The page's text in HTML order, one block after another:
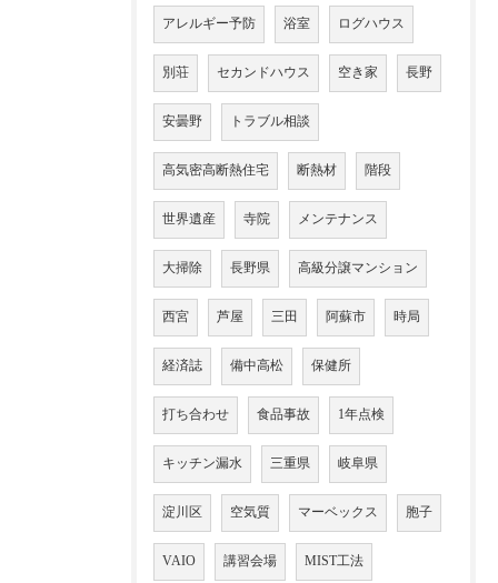
アレルギー予防 浴室 ログハウス
別荘 セカンドハウス 空き家 長野
安曇野 トラブル相談
高気密高断熱住宅 断熱材 階段
世界遺産 寺院 メンテナンス
大掃除 長野県 高級分譲マンション
西宮 芦屋 三田 阿蘇市 時局
経済誌 備中高松 保健所
打ち合わせ 食品事故 1年点検
キッチン漏水 三重県 岐阜県
淀川区 空気質 マーベックス 胞子
VAIO 講習会場 MIST工法